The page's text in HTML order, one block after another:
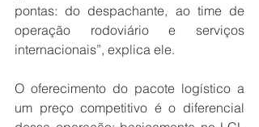
pontas: do despachante, ao time de
operação rodoviário e serviços
internacionais”, explica ele.
O oferecimento do pacote logístico a
um preço competitivo é o diferencial